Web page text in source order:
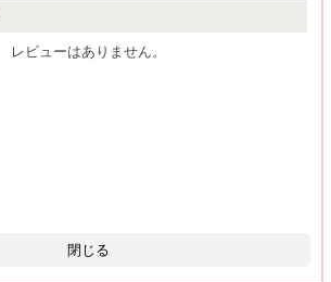
レビューはありません。
閉じる